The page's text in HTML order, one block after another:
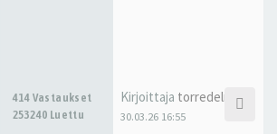
414 Vastaukset
253240 Luettu
Kirjoittaja torredelmar
30.03.26 16:55